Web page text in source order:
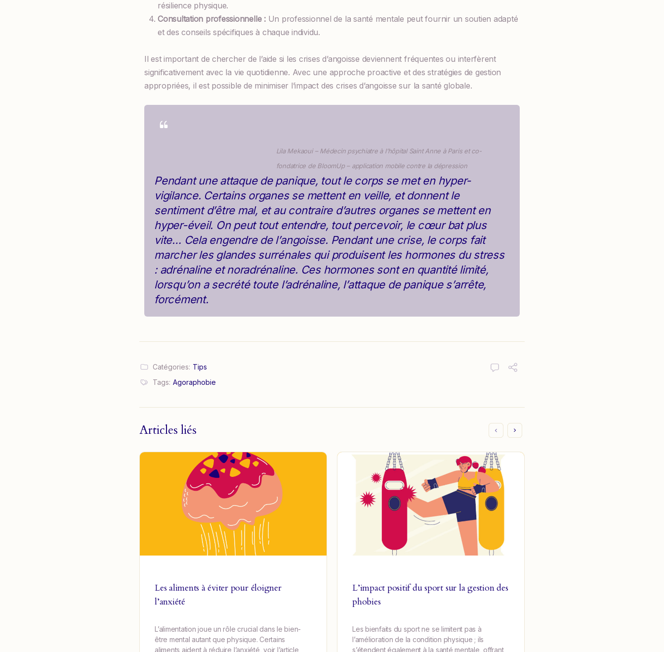
résilience physique.
Consultation professionnelle :Un professionnel de la santé mentale peut fournir un soutien adapté
et des conseils spécifiques à chaque individu.
Il est important de chercher de l’aide si les crises d’angoisse deviennent fréquentes ou interfèrent
significativement avec la vie quotidienne. Avec une approche proactive et des stratégies de gestion
appropriées, il est possible de minimiser l’impact des crises d’angoisse sur la santé globale.
Lila Mekaoui– Médecin psychiatre à l’hôpital Saint Anne à Paris et co-
fondatrice de BloomUp – application mobile contre la dépression
Pendant une attaque de panique, tout le corps se met en hyper-
vigilance. Certains organes se mettent en veille, et donnent le
sentiment d’être mal, et au contraire d’autres organes se mettent en
hyper-éveil. On peut tout entendre, tout percevoir, le cœur bat plus
vite… Cela engendre de l’angoisse. Pendant une crise, le corps fait
marcher les glandes surrénales qui produisent les hormones du stress
: adrénaline et noradrénaline. Ces hormones sont en quantité limité,
lorsqu’on a secrété toute l’adrénaline, l’attaque de panique s’arrête,
forcément.
Catégories: Tips
Tags: Agoraphobie
Articles liés
Les aliments à éviter pour éloigner
l’anxiété
L’alimentation joue un rôle crucial dans le bien-
être mental autant que physique. Certains
aliments aident à réduire l’anxiété, voir l’article
L’impact positif du sport sur la gestion des
phobies
Les bienfaits du sport ne se limitent pas à
l’amélioration de la condition physique ; ils
s’étendent également à la santé mentale, offrant